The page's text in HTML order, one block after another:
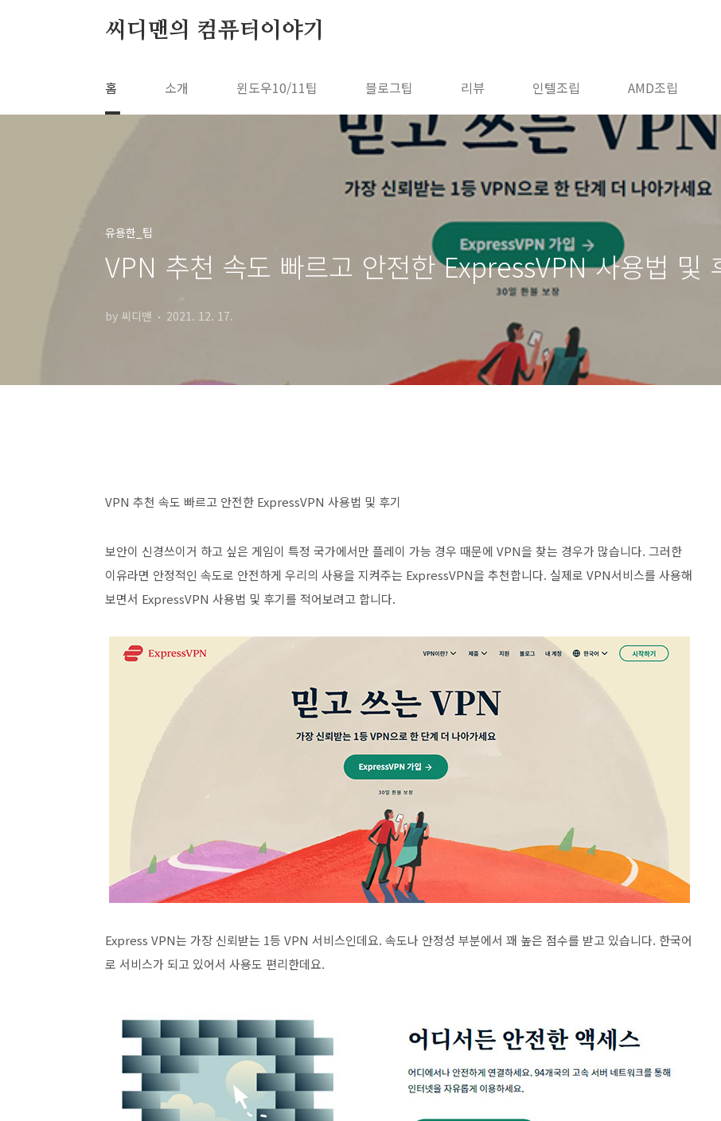
씨디맨의 컴퓨터이야기
홈 소개 윈도우10/11팁 블로그팁 리뷰 인텔조립 AMD조립
유용한_팁
VPN 추천 속도 빠르고 안전한 ExpressVPN 사용법 및
by 씨디맨 2021. 12. 17.
VPN 추천 속도 빠르고 안전한 ExpressVPN 사용법 및 후기
보안이 신경쓰이거 하고 싶은 게임이 특정 국가에서만 플레이 가능 경우 때문에 VPN을 찾는 경우가 많습니다. 그러한
이유라면 안정적인 속도로 안전하게 우리의 사용을 지켜주는 ExpressVPN을 추천합니다. 실제로 VPN서비스를 사용해
보면서 ExpressVPN 사용법 및 후기를 적어보려고 합니다.
Express VPN는 가장 신뢰받는 1등 VPN 서비스인데요. 속도나 안정성 부분에서 꽤 높은 점수를 받고 있습니다. 한국어
로 서비스가 되고 있어서 사용도 편리한데요.